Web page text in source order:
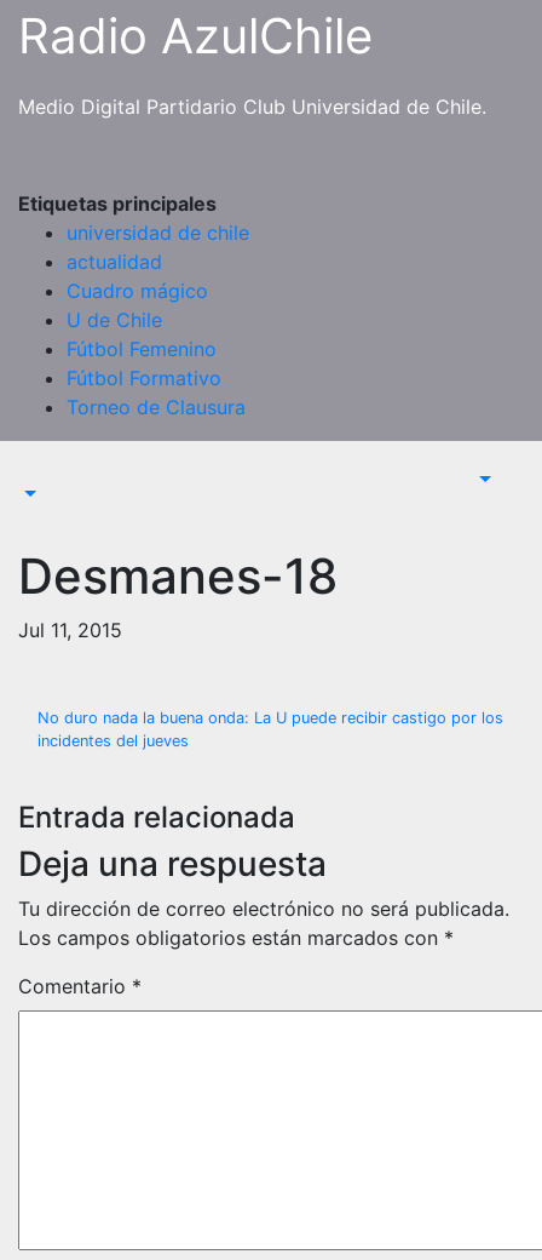
SaltarRadio AzulChile
Medio Digital Partidario Club Universidad de Chile.
Etiquetas principales
universidad de chile
actualidad
Cuadro mágico
U de Chile
Fútbol Femenino
Fútbol Formativo
Torneo de Clausura
Desmanes-18
Jul 11, 2015
Navegación
entradas
No duro nada la buena onda: La U puede recibir castigo por los
incidentes del jueves
Entrada relacionada
Deja una respuesta
Tu dirección de correo electrónico no será publicada.
Los campos obligatorios están marcados con *
Comentario *